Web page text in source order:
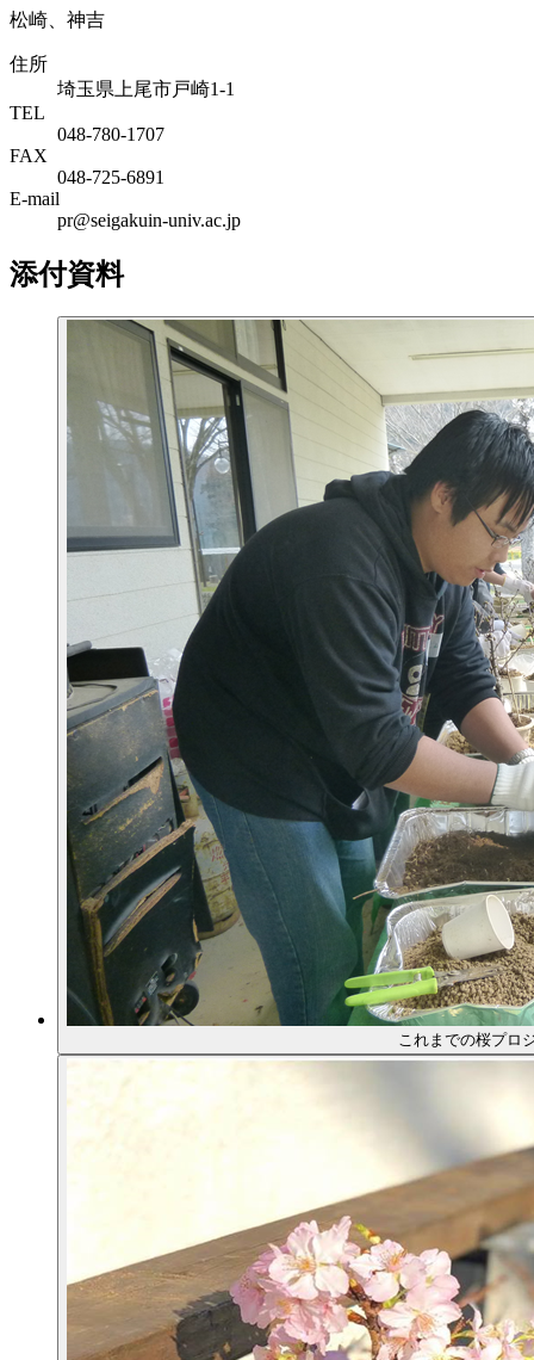
松崎、神吉
住所
埼玉県上尾市戸崎1-1
TEL
048-780-1707
FAX
048-725-6891
E-mail
pr@seigakuin-univ.ac.jp
添付資料
これまでの桜プロ